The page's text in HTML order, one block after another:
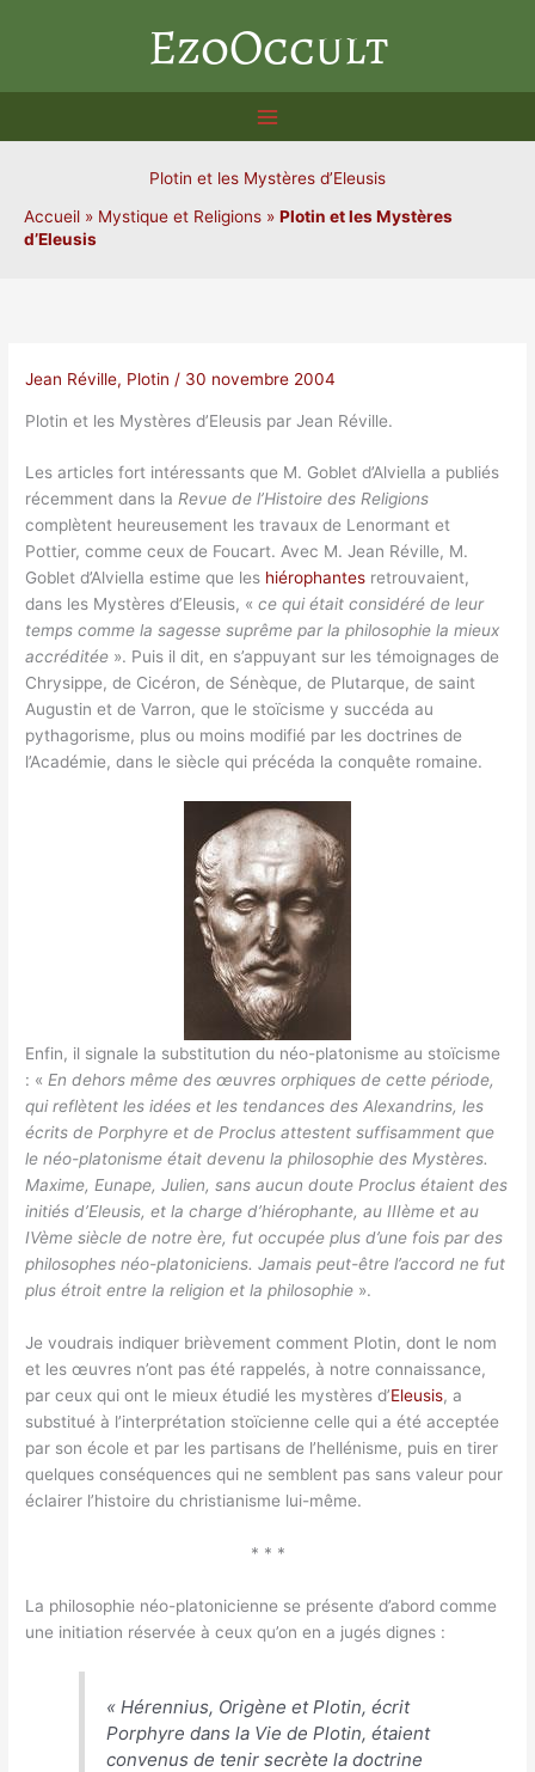
EzoOccult
Plotin et les Mystères d’Eleusis
Accueil » Mystique et Religions » Plotin et les Mystères
d’Eleusis
Jean Réville, Plotin / 30 novembre 2004
Plotin et les Mystères d’Eleusis par Jean Réville.
Les articles fort intéressants que M. Goblet d’Alviella a publiés
récemment dans laRevue de l’Histoire des Religions
complètent heureusement les travaux de Lenormant et
Pottier, comme ceux de Foucart. Avec M. Jean Réville, M.
Goblet d’Alviella estime que les hiérophantes retrouvaient,
dans les Mystères d’Eleusis, «ce qui était considéré de leur
temps comme la sagesse suprême par la philosophie la mieux
accréditée ». Puis il dit, en s’appuyant sur les témoignages de
Chrysippe, de Cicéron, de Sénèque, de Plutarque, de saint
Augustin et de Varron, que le stoïcisme y succéda au
pythagorisme, plus ou moins modifié par les doctrines de
l’Académie, dans le siècle qui précéda la conquête romaine.
Enfin, il signale la substitution du néo-platonisme au stoïcisme
: «En dehors même des œuvres orphiques de cette période,
qui reflètent les idées et les tendances des Alexandrins, les
écrits de Porphyre et de Proclus attestent suffisamment que
le néo-platonisme était devenu la philosophie des Mystères.
Maxime, Eunape, Julien, sans aucun doute Proclus étaient des
initiés d’Eleusis, et la charge d’hiérophante, au IIIème et au
IVème siècle de notre ère, fut occupée plus d’une fois par des
philosophes néo-platoniciens. Jamais peut-être l’accord ne fut
plus étroit entre la religion et la philosophie ».
Je voudrais indiquer brièvement comment Plotin, dont le nom
et les œuvres n’ont pas été rappelés, à notre connaissance,
par ceux qui ont le mieux étudié les mystères d’Eleusis, a
substitué à l’interprétation stoïcienne celle qui a été acceptée
par son école et par les partisans de l’hellénisme, puis en tirer
quelques conséquences qui ne semblent pas sans valeur pour
éclairer l’histoire du christianisme lui-même.
* * *
La philosophie néo-platonicienne se présente d’abord comme
une initiation réservée à ceux qu’on en a jugés dignes :
« Hérennius, Origène et Plotin, écrit
Porphyre dans la Vie de Plotin, étaient
convenus de tenir secrète la doctrine